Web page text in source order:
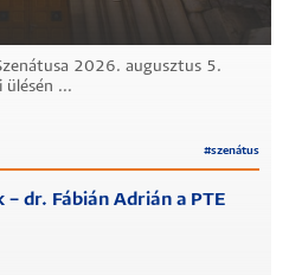
2026. augusztus 5.
...
#szenátus
dr. Fábián Adrián a PTE